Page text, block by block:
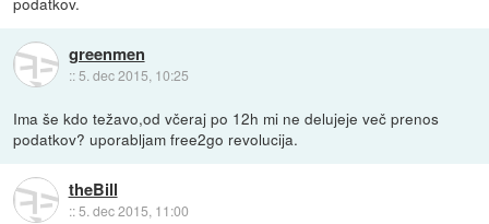
greenmen
:: 5. dec 2015, 10:25
Ima še kdo težavo,od včeraj po 12h mi ne delujeje več prenos
podatkov? uporabljam free2go revolucija.
theBill
::5. dec 2015, 11:00